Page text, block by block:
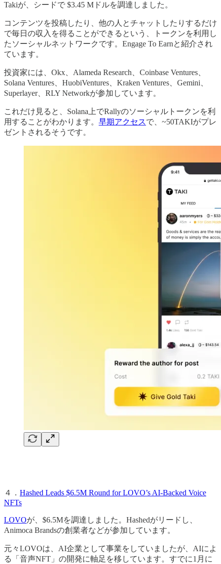
Takiが、シードで $3.45 Mドルを調達しました。
コンテンツを投稿したり、他の人とチャットしたりするだけ
で毎日の収入を得ることができるという、トークンを利用し
たソーシャルネットワークです。Engage To Earnと紹介され
ています。
投資家には、Okx、Alameda Research、Coinbase Ventures、
Solana Ventures、HuobiVentures、Kraken Ventures、Gemini、
Superlayer、RLY Networkが参加しています。
これだけ見ると、Solana上でRallyのソーシャルトークンを利
用することがわかります。 早期アクセスで、~50TAKIがプレ
ゼントされるそうです。
４． Hashed Leads $6.5M Round for LOVO’s AI-Backed Voice
NFTs
LOVOが、$6.5Mを調達しました。Hashedがリードし、
Animoca Brandsの創業者などが参加しています。
元々LOVOは、AI企業として事業をしていましたが、AIによ
る「音声NFT」の開発に軸足を移しています。すでに1月に